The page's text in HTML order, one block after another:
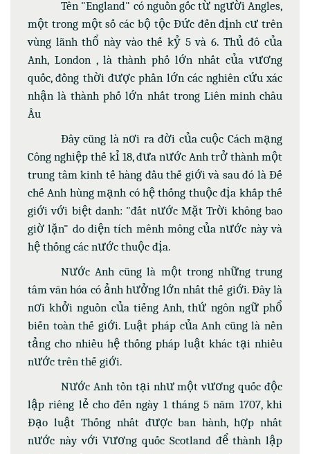
Tên "England" có nguồn gốc từ người Angles,
một trong một số các bộ tộc Đức đến định cư trên
vùng lãnh thổ này vào thế kỷ 5 và 6. Thủ đô của
Anh, London , là thành phố lớn nhất của vương
quốc, đồng thời được phần lớn các nghiên cứu xác
nhận là thành phố lớn nhất trong Liên minh châu
Âu
Đây cũng là nơi ra đời của cuộc Cách mạng
Công nghiệp thế kỉ 18, đưa nước Anh trở thành một
trung tâm kinh tế hàng đầu thế giới và sau đó là Đế
chế Anh hùng mạnh có hệ thống thuộc địa khắp thế
giới với biệt danh: "đất nước Mặt Trời không bao
giờ lặn" do diện tích mênh mông của nước này và
hệ thống các nước thuộc địa.
Nước Anh cũng là một trong những trung
tâm văn hóa có ảnh hưởng lớn nhất thế giới. Đây là
nơi khởi nguồn của tiếng Anh, thứ ngôn ngữ phổ
biến toàn thế giới. Luật pháp của Anh cũng là nền
tảng cho nhiều hệ thống pháp luật khác tại nhiều
nước trên thế giới.
Nước Anh tồn tại như một vương quốc độc
lập riêng lẻ cho đến ngày 1 tháng 5 năm 1707, khi
Đạo luật Thống nhất được ban hành, hợp nhất
nước này với Vương quốc Scotland để thành lập